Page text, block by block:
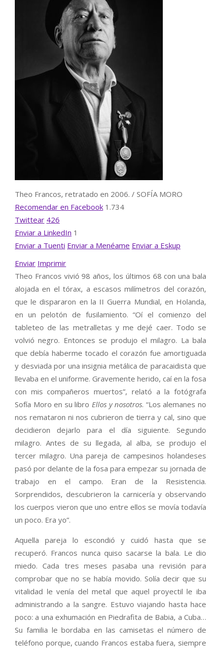
Theo Francos, retratado en 2006. / SOFÍA MORO
Recomendar en Facebook 1.734
Twittear 426
Enviar a LinkedIn 1
Enviar a Tuenti Enviar a Menéame Enviar a Eskup
Enviar Imprimir
Theo Francos vivió 98 años, los últimos 68 con una bala
alojada en el tórax, a escasos milímetros del corazón,
que le dispararon en la II Guerra Mundial, en Holanda,
en un pelotón de fusilamiento. “Oí el comienzo del
tableteo de las metralletas y me dejé caer. Todo se
volvió negro. Entonces se produjo el milagro. La bala
que debía haberme tocado el corazón fue amortiguada
y desviada por una insignia metálica de paracaidista que
llevaba en el uniforme. Gravemente herido, caí en la fosa
con mis compañeros muertos”, relató a la fotógrafa
Sofía Moro en su libro Ellos y nosotros. “Los alemanes no
nos remataron ni nos cubrieron de tierra y cal, sino que
decidieron dejarlo para el día siguiente. Segundo
milagro. Antes de su llegada, al alba, se produjo el
tercer milagro. Una pareja de campesinos holandeses
pasó por delante de la fosa para empezar su jornada de
trabajo en el campo. Eran de la Resistencia.
Sorprendidos, descubrieron la carnicería y observando
los cuerpos vieron que uno entre ellos se movía todavía
un poco. Era yo”.
Aquella pareja lo escondió y cuidó hasta que se
recuperó. Francos nunca quiso sacarse la bala. Le dio
miedo. Cada tres meses pasaba una revisión para
comprobar que no se había movido. Solía decir que su
vitalidad le venía del metal que aquel proyectil le iba
administrando a la sangre. Estuvo viajando hasta hace
poco: a una exhumación en Piedrafita de Babia, a Cuba…
Su familia le bordaba en las camisetas el número de
teléfono porque, cuando Francos estaba fuera, siempre